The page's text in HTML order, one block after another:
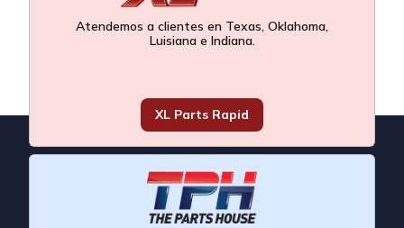
Atendemos a clientes en Texas, Oklahoma,
Luisiana e Indiana.
XL Parts Rapid